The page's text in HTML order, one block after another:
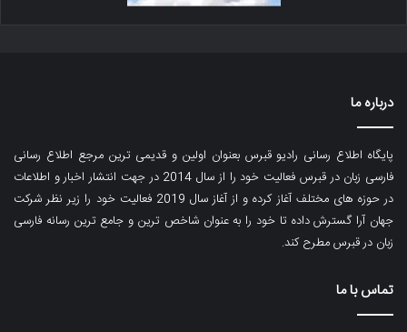
درباره ما
پایگاه اطلاع رسانی رادیو قبرس بعنوان اولین و قدیمی ترین مرجع اطلاع رسانی
فارسی زبان در قبرس فعالیت خود را از سال 2014 در جهت انتشار اخبار و اطلاعات
در حوزه های مختلف آغاز کرده و از آغاز سال 2019 فعالیت خود را زیر نظر شرکت
جهان آرا گسترش داده تا خود را به عنوان شاخص ترین و جامع ترین رسانه فارسی
زبان در قبرس مطرح کند.
تماس با ما